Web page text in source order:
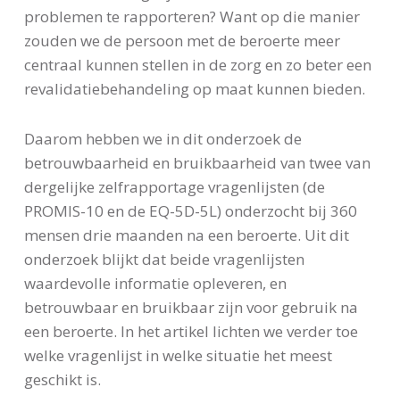
problemen te rapporteren? Want op die manier
zouden we de persoon met de beroerte meer
centraal kunnen stellen in de zorg en zo beter een
revalidatiebehandeling op maat kunnen bieden.
Daarom hebben we in dit onderzoek de
betrouwbaarheid en bruikbaarheid van twee van
dergelijke zelfrapportage vragenlijsten (de
PROMIS-10 en de EQ-5D-5L) onderzocht bij 360
mensen drie maanden na een beroerte. Uit dit
onderzoek blijkt dat beide vragenlijsten
waardevolle informatie opleveren, en
betrouwbaar en bruikbaar zijn voor gebruik na
een beroerte. In het artikel lichten we verder toe
welke vragenlijst in welke situatie het meest
geschikt is.